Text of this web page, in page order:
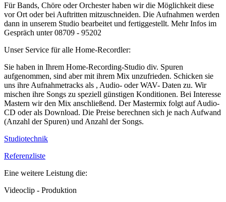
Für Bands, Chöre oder Orchester haben wir die Möglichkeit diese
vor Ort oder bei Auftritten mitzuschneiden. Die Aufnahmen werden
dann in unserem Studio bearbeitet und fertiggestellt. Mehr Infos im
Gespräch unter 08709 - 95202
Unser Service für alle Home-Recordler:
Sie haben in Ihrem Home-Recording-Studio div. Spuren
aufgenommen, sind aber mit ihrem Mix unzufrieden. Schicken sie
uns ihre Aufnahmetracks als , Audio- oder WAV- Daten zu. Wir
mischen ihre Songs zu speziell günstigen Konditionen. Bei Interesse
Mastern wir den Mix anschließend. Der Mastermix folgt auf Audio-
CD oder als Download. Die Preise berechnen sich je nach Aufwand
(Anzahl der Spuren) und Anzahl der Songs.
Studiotechnik
Referenzliste
Eine weitere Leistung die:
Videoclip - Produktion